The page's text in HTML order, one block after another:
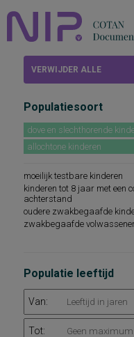
VERWIJDER ALLE
Populatiesoort
dove en slechthorende
allochtone kinderen
moeilijk testbare kinderen
kinderen tot 8 jaar met een
achterstand
oudere zwakbegaafde
zwakbegaafde
Populatie leeftijd
Van:
Tot: